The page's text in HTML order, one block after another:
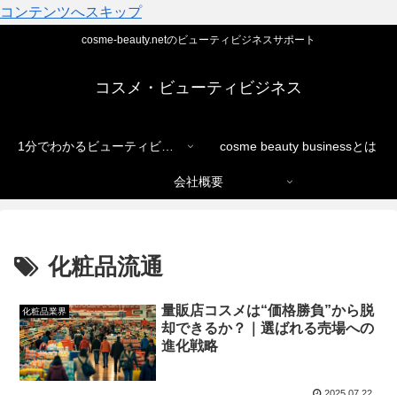
コンテンツへスキップ
cosme-beauty.netのビューティビジネスサポート
コスメ・ビューティビジネス
1分でわかるビューティビジネス cosme beauty businessとは
会社概要
化粧品流通
化粧品業界
量販店コスメは“価格勝負”から脱
却できるか？｜選ばれる売場への
進化戦略